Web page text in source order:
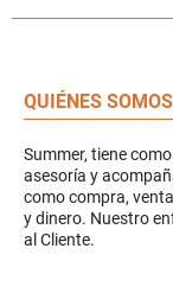
QUIÉNES SOMOS
Summer, tiene
asesoría y
como compra,
y dinero. Nuestro
al Cliente.